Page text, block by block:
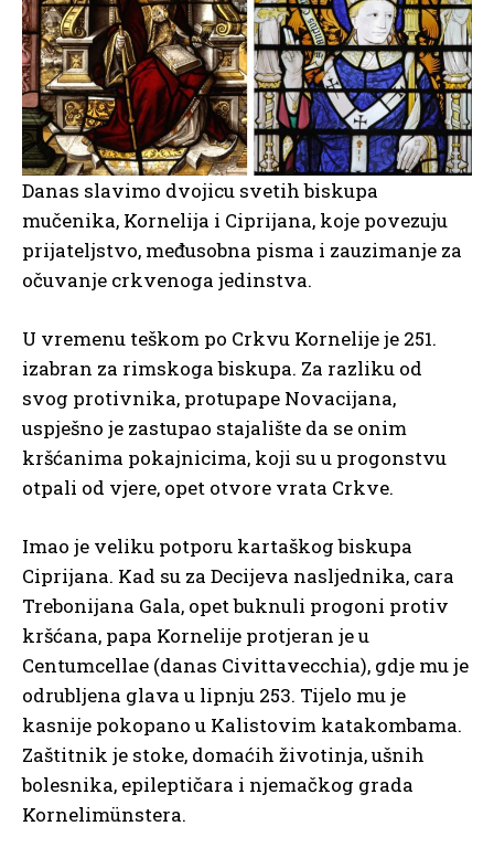
Danas slavimo dvojicu svetih biskupa
mučenika, Kornelija i Ciprijana, koje povezuju
prijateljstvo, međusobna pisma i zauzimanje za
očuvanje crkvenoga jedinstva.
U vremenu teškom po Crkvu Kornelije je 251.
izabran za rimskoga biskupa. Za razliku od
svog protivnika, protupape Novacijana,
uspješno je zastupao stajalište da se onim
kršćanima pokajnicima, koji su u progonstvu
otpali od vjere, opet otvore vrata Crkve.
Imao je veliku potporu kartaškog biskupa
Ciprijana. Kad su za Decijeva nasljednika, cara
Trebonijana Gala, opet buknuli progoni protiv
kršćana, papa Kornelije protjeran je u
Centumcellae (danas Civittavecchia), gdje mu je
odrubljena glava u lipnju 253. Tijelo mu je
kasnije pokopano u Kalistovim katakombama.
Zaštitnik je stoke, domaćih životinja, ušnih
bolesnika, epileptičara i njemačkog grada
Kornelimünstera.